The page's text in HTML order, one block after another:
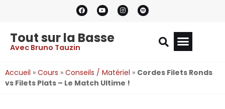
Tout sur la Basse
Avec Bruno Tauzin
Accueil » Cours » Conseils / Matériel » Cordes Filets Ronds
vs Filets Plats – Le Match Ultime !